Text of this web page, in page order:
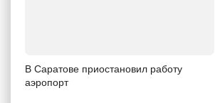
В Саратове приостановил работу
аэропорт